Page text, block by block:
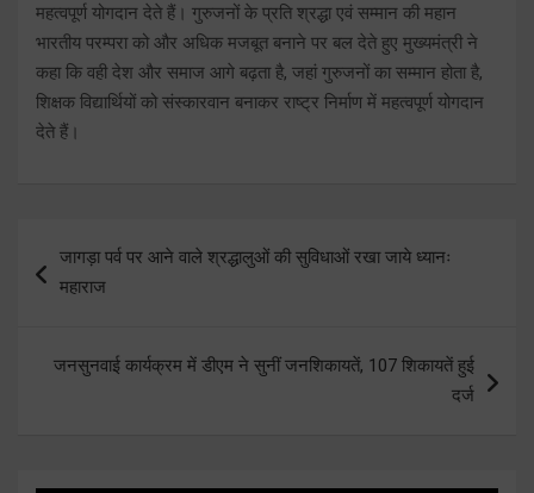
महत्वपूर्ण योगदान देते हैं। गुरुजनों के प्रति श्रद्धा एवं सम्मान की महान
भारतीय परम्परा को और अधिक मजबूत बनाने पर बल देते हुए मुख्यमंत्री ने
कहा कि वही देश और समाज आगे बढ़ता है, जहां गुरुजनों का सम्मान होता है,
शिक्षक विद्यार्थियों को संस्कारवान बनाकर राष्ट्र निर्माण में महत्वपूर्ण योगदान
देते हैं।
navigation
जागड़ा पर्व पर आने वाले श्रद्धालुओं की सुविधाओं रखा जाये ध्यानः
महाराज
जनसुनवाई कार्यक्रम में डीएम ने सुनीं जनशिकायतें, 107 शिकायतें हुई
दर्ज